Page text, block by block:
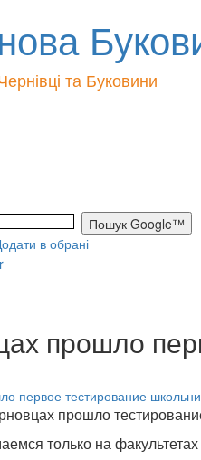
та Буковини
в обрані
прошло
прошло
только на